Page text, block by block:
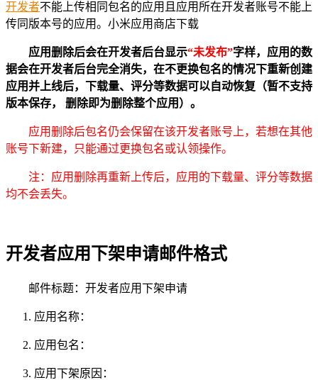
开发者不能上传相同包名的应用且应用所在开发者账号不能上
传同版本号的应用。小米应用商店下载
应用删除后会在开发者后台显示“未发布”字样，应用的数
据会在开发者后台完全消失，在不更换包名的情况下重新创建
应用并上线后，下载量、评分等数据可以自动恢复（暂不支持
版本保存， 删除即为删除整个应用）。
应用删除后包名仍会保留在该开发者账号上，若想在其他
账号下新建，只能通过更换包名或认领操作。
注：应用删除再重新上传后，应用的下载量、评分等数据
均不会丢失。
开发者应用下架申请邮件格式
邮件标题：开发者应用下架申请
应用名称：
应用包名：
应用下架原因：